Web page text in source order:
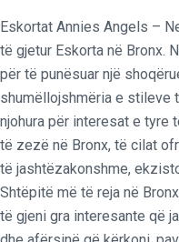
Eskortat Annies Angels –
të gjetur Eskorta në Bronx.
për të punësuar një
shumëllojshmëria e stileve
njohura për interesat e tyre
të zezë në Bronx, të cilat
të jashtëzakonshme,
Shtëpitë më të reja në
të gjeni gra interesante që